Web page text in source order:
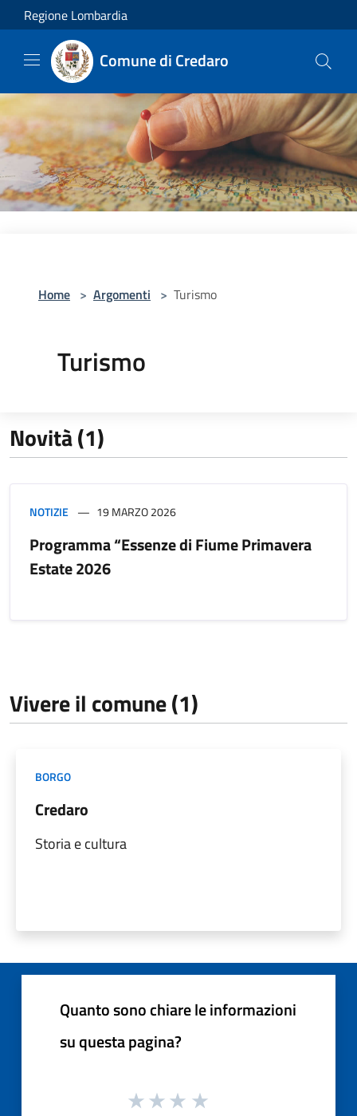
Salta al contenuto principale
Regione Lombardia
Comune di Credaro
Home > Argomenti > Turismo
Turismo
Novità (1)
NOTIZIE 19 MARZO 2026
Programma “Essenze di Fiume Primavera
Estate 2026
Vivere il comune (1)
BORGO
Credaro
Storia e cultura
Quanto sono chiare le informazioni
su questa pagina?